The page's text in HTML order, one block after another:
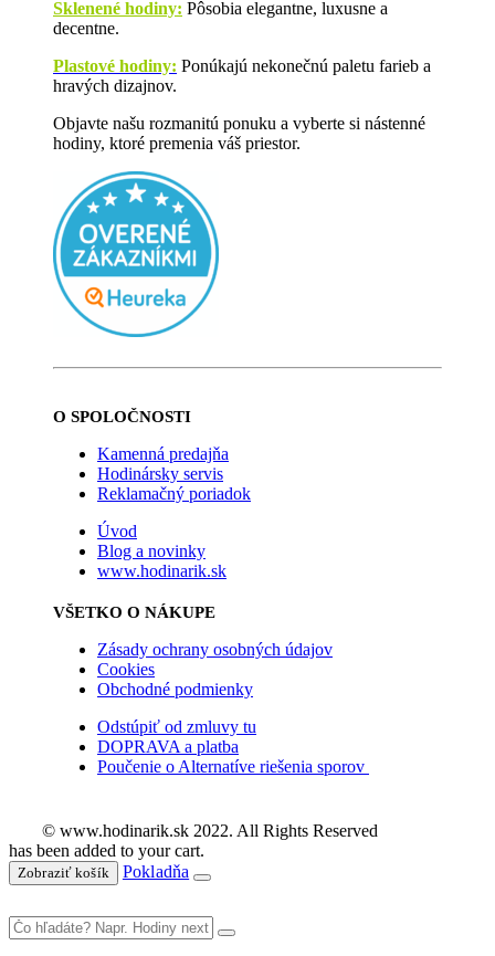
Sklenené hodiny: Pôsobia elegantne, luxusne a
decentne.
Plastové hodiny: Ponúkajú nekonečnú paletu farieb a
hravých dizajnov.
Objavte našu rozmanitú ponuku a vyberte si nástenné
hodiny, ktoré premenia váš priestor.
O SPOLOČNOSTI
Kamenná predajňa
Hodinársky servis
Reklamačný poriadok
Úvod
Blog a novinky
www.hodinarik.sk
VŠETKO O NÁKUPE
Zásady ochrany osobných údajov
Cookies
Obchodné podmienky
Odstúpiť od zmluvy tu
DOPRAVA a platba
Poučenie o Alternatíve riešenia sporov
© www.hodinarik.sk 2022. All Rights Reserved
has been added to your cart.
Zobraziť košík Pokladňa